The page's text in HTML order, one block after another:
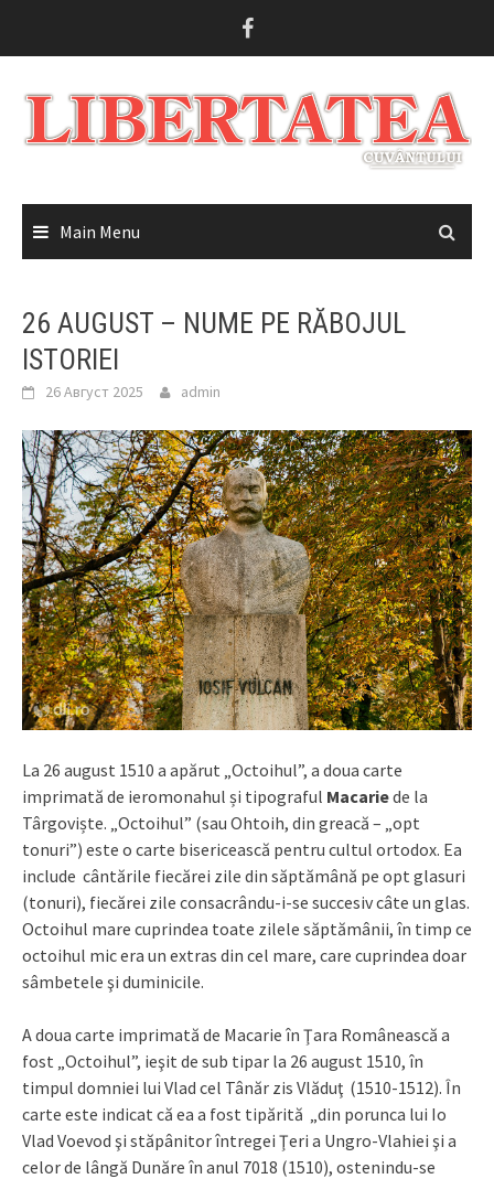
Main Menu
26 AUGUST – NUME PE RĂBOJUL
ISTORIEI
26 Август 2025 admin
La 26 august 1510 a apărut „Octoihul”, a doua carte
imprimată de ieromonahul și tipograful Macariede la
Târgoviște. „Octoihul” (sau Ohtoih, din greacă – „opt
tonuri”) este o carte bisericească pentru cultul ortodox. Ea
include cântările fiecărei zile din săptămână pe opt glasuri
(tonuri), fiecărei zile consacrându-i-se succesiv câte un glas.
Octoihul mare cuprindea toate zilele săptămânii, în timp ce
octoihul mic era un extras din cel mare, care cuprindea doar
sâmbetele şi duminicile.
A doua carte imprimată de Macarie în Ţara Românească a
fost „Octoihul”, ieşit de sub tipar la 26 august 1510, în
timpul domniei lui Vlad cel Tânăr zis Vlăduţ (1510-1512). În
carte este indicat că ea a fost tipărită „din porunca lui Io
Vlad Voevod şi stăpânitor întregei Ţeri a Ungro-Vlahiei şi a
celor de lângă Dunăre în anul 7018 (1510), ostenindu-se